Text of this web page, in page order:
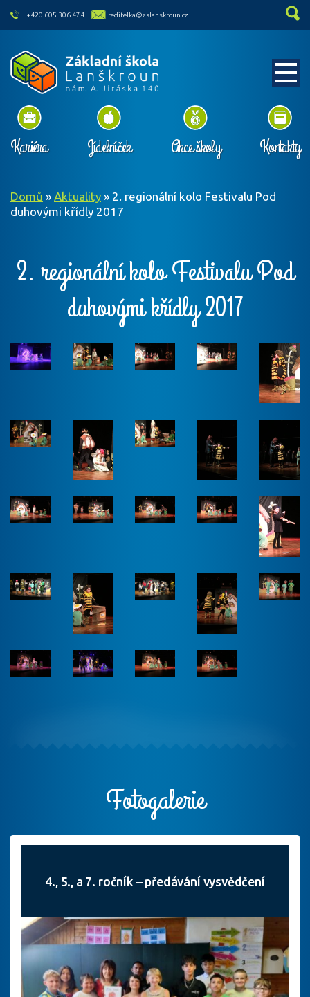
skip to main content
+420 605 306 474 reditelka@zslanskroun.cz
Kariéra Jídelníček Akce školy Kontakty
Domů » Aktuality » 2. regionální kolo Festivalu Pod
duhovými křídly 2017
2. regionální kolo Festivalu Pod
duhovými křídly 2017
Fotogalerie
4., 5., a 7. ročník – předávání vysvědčení